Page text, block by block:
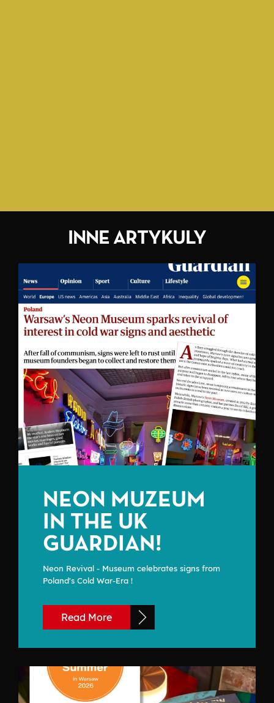
INNE ARTYKULY
NEON MUZEUM
IN THE UK
GUARDIAN!
Neon Revival - Museum celebrates signs from
Poland's Cold War-Era !
Read More